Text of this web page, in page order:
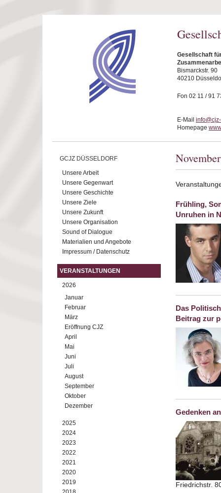
Gesellschaft
Bismarckstr. 90
40210
Fon 02 11 / 91
E-Mail
Homepage
GCJZ DÜSSELDORF
Unsere Arbeit
Unsere Gegenwart
Unsere Geschichte
Unsere Ziele
Unsere Zukunft
Unsere Organisation
Sound of Dialogue
Materialien und Angebote
Impressum / Datenschutz
VERANSTALTUNGEN
2026
Januar
Februar
März
Eröffnung CJZ
April
Mai
Juni
Juli
August
September
Oktober
Dezember
2025
2024
2023
2022
2021
2020
2019
Frühling,
Unruhen in
Das
Beitrag zur
Gedenken
Friedrichstr.